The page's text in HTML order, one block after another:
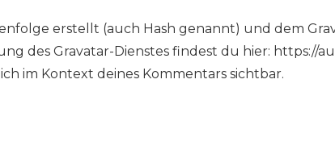
erstellt (auch Hash genannt) und dem
des Gravatar-Dienstes findest du hier: https://
im Kontext deines Kommentars sichtbar.